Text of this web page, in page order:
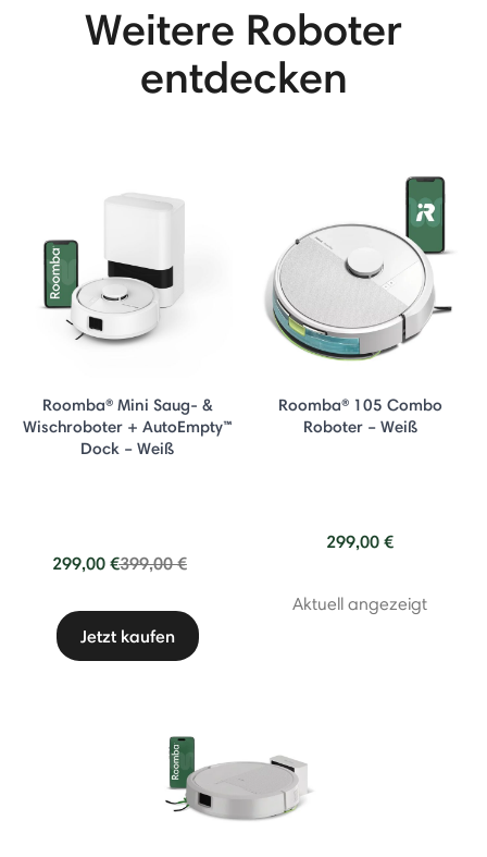
Weitere Roboter
entdecken
Roomba® Mini Saug- &
Wischroboter + AutoEmpty™
Dock – Weiß
299,00 €Price reduced from
399,00 €to
Jetzt kaufen
Roomba® 105 Combo
Roboter – Weiß
299,00 €
Aktuell angezeigt